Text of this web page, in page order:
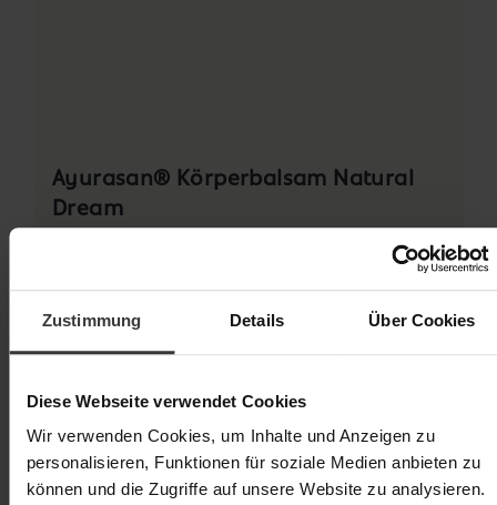
Zustimmung Details Über Cookies
Diese Webseite verwendet Cookies
Wir verwenden Cookies, um Inhalte und Anzeigen zu
personalisieren, Funktionen für soziale Medien anbieten zu
können und die Zugriffe auf unsere Website zu analysieren.
Ayurasan® Körperbalsam Natural
Dream